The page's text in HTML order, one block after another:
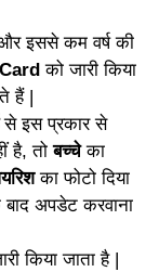
इससे कम वर्ष की
को जारी किया
हैं |
से इस प्रकार से
है, तोबच्चेका
का फोटो दिया
अपडेट करवाना
किया जाता है |